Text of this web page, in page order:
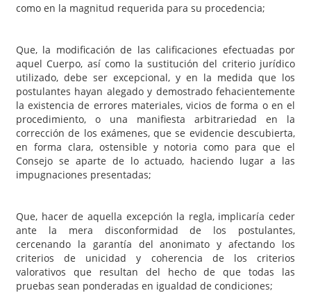
como en la magnitud requerida para su procedencia;
Que, la modificación de las calificaciones efectuadas por
aquel Cuerpo, así como la sustitución del criterio jurídico
utilizado, debe ser excepcional, y en la medida que los
postulantes hayan alegado y demostrado fehacientemente
la existencia de errores materiales, vicios de forma o en el
procedimiento, o una manifiesta arbitrariedad en la
corrección de los exámenes, que se evidencie descubierta,
en forma clara, ostensible y notoria como para que el
Consejo se aparte de lo actuado, haciendo lugar a las
impugnaciones presentadas;
Que, hacer de aquella excepción la regla, implicaría ceder
ante la mera disconformidad de los postulantes,
cercenando la garantía del anonimato y afectando los
criterios de unicidad y coherencia de los criterios
valorativos que resultan del hecho de que todas las
pruebas sean ponderadas en igualdad de condiciones;